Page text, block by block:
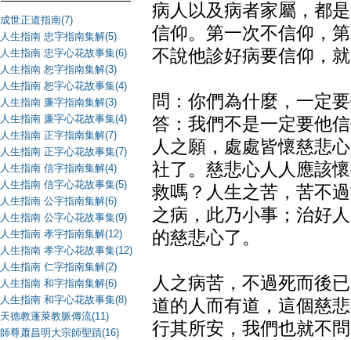
成世正道指南(7)
人生指南 忠字指南集解(5)
人生指南 忠字心花故事集(6)
人生指南 恕字指南集解(3)
人生指南 恕字心花故事集(4)
人生指南 廉字指南集解(3)
人生指南 廉字心花故事集(4)
人生指南 正字指南集解(7)
人生指南 正字心花故事集(7)
人生指南 信字指南集解(4)
人生指南 信字心花故事集(5)
人生指南 公字指南集解(6)
人生指南 公字心花故事集(9)
人生指南 孝字指南集解(12)
人生指南 孝字心花故事集(12)
人生指南 仁字指南集解(2)
人生指南 和字指南集解(6)
人生指南 和字心花故事集(8)
天德教蓬萊教脈傳流(11)
師尊蕭昌明大宗師聖蹟(16)
病人以及病者家屬，都
信仰。第一次不信仰，
不說他診好病要信仰，
問：你們為什麼，一定
答：我們不是一定要他
人之願，處處皆懷慈悲
社了。慈悲心人人應該
救嗎？人生之苦，苦不
之病，此乃小事；治好
的慈悲心了。
人之病苦，不過死而後
道的人而有道，這個慈
行其所安，我們也就不